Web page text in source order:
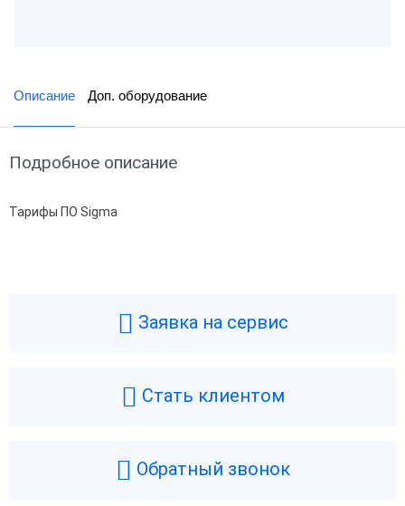
Описание Доп. оборудование
Подробное описание
Тарифы ПО Sigma
36 мес
Заявка на сервис
Стать клиентом
Обратный звонок